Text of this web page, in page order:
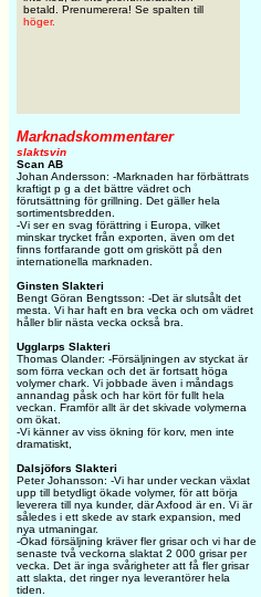
betald. Prenumerera! Se spalten till
höger.
Marknadskommentarer
slaktsvin
Scan AB
Johan Andersson: -Marknaden har förbättrats
kraftigt p g a det bättre vädret och
förutsättning för grillning. Det gäller hela
sortimentsbredden.
-Vi ser en svag förättring i Europa, vilket
minskar trycket från exporten, även om det
finns fortfarande gott om griskött på den
internationella marknaden.
Ginsten Slakteri
Bengt Göran Bengtsson: -Det är slutsålt det
mesta. Vi har haft en bra vecka och om vädret
håller blir nästa vecka också bra.
Ugglarps Slakteri
Thomas Olander: -Försäljningen av styckat är
som förra veckan och det är fortsatt höga
volymer chark. Vi jobbade även i måndags
annandag påsk och har kört för fullt hela
veckan. Framför allt är det skivade volymerna
om ökat.
-Vi känner av viss ökning för korv, men inte
dramatiskt,
Dalsjöfors Slakteri
Peter Johansson: -Vi har under veckan växlat
upp till betydligt ökade volymer, för att börja
leverera till nya kunder, där Axfood är en. Vi är
således i ett skede av stark expansion, med
nya utmaningar.
-Ökad försäljning kräver fler grisar och vi har de
senaste två veckorna slaktat 2 000 grisar per
vecka. Det är inga svårigheter att få fler grisar
att slakta, det ringer nya leverantörer hela
tiden.